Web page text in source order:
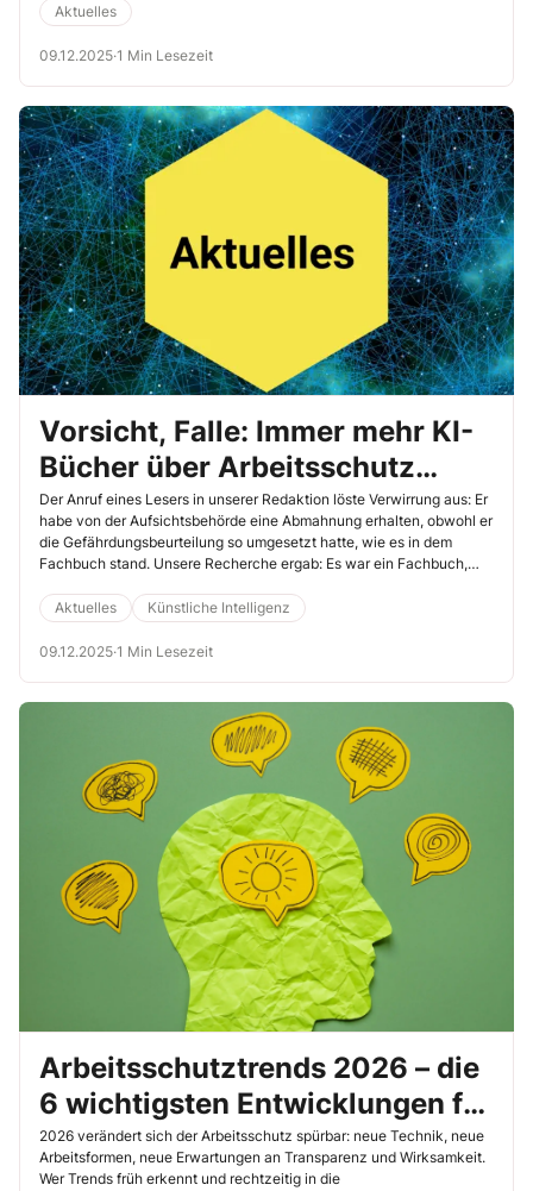
Bedingungen, die zum Unfall geführt haben. Die klassische
Unfallanalyse stößt zunehmend an ihre Grenzen. Lange Zeit wurde
nach dem Motto gearbeitet: Was ist passiert, wer war schuld und
die nach den tatsächlichen Beweggründen und Bedingungen, die
zum Unfall geführt haben.
Aktuelles
09.12.2025·1 Min Lesezeit
Vorsicht, Falle: Immer mehr KI-
Bücher über Arbeitsschutz
täuschen Sie als Sifa!
Der Anruf eines Lesers in unserer Redaktion löste Verwirrung aus: Er
habe von der Aufsichtsbehörde eine Abmahnung erhalten, obwohl er
die Gefährdungsbeurteilung so umgesetzt hatte, wie es in dem
Fachbuch stand. Unsere Recherche ergab: Es war ein Fachbuch,
aber offensichtlich mit englischen und deutschen Gesetzen
gemischt und definitiv fachlich falsch. Täglich (!) erscheinen bei
Amazon 40.000 neue Bücher im Selbstverlag von Autoren – die
Aktuelles Künstliche Intelligenz
09.12.2025·1 Min Lesezeit
Arbeitsschutztrends 2026 – die
6 wichtigsten Entwicklungen für
die GBU
2026 verändert sich der Arbeitsschutz spürbar: neue Technik, neue
Arbeitsformen, neue Erwartungen an Transparenz und Wirksamkeit.
Wer Trends früh erkennt und rechtzeitig in die